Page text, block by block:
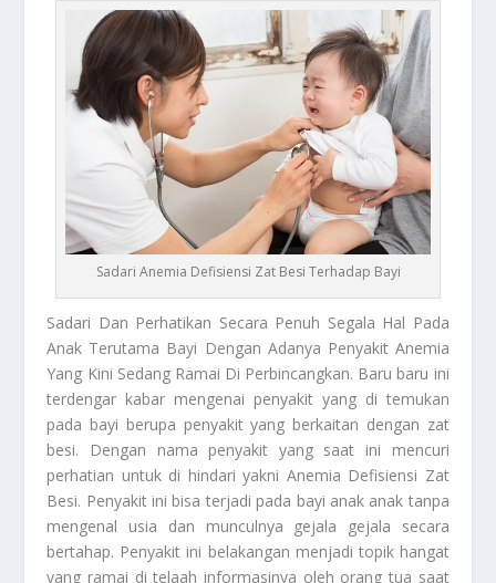
Sadari Anemia Defisiensi Zat Besi Terhadap Bayi
Sadari Dan Perhatikan Secara Penuh Segala Hal Pada
Anak Terutama Bayi Dengan Adanya Penyakit Anemia
Yang Kini Sedang Ramai Di Perbincangkan. Baru baru ini
terdengar kabar mengenai penyakit yang di temukan
pada bayi berupa penyakit yang berkaitan dengan zat
besi. Dengan nama penyakit yang saat ini mencuri
perhatian untuk di hindari yakni Anemia Defisiensi Zat
Besi. Penyakit ini bisa terjadi pada bayi anak anak tanpa
mengenal usia dan munculnya gejala gejala secara
bertahap. Penyakit ini belakangan menjadi topik hangat
yang ramai di telaah informasinya oleh orang tua saat